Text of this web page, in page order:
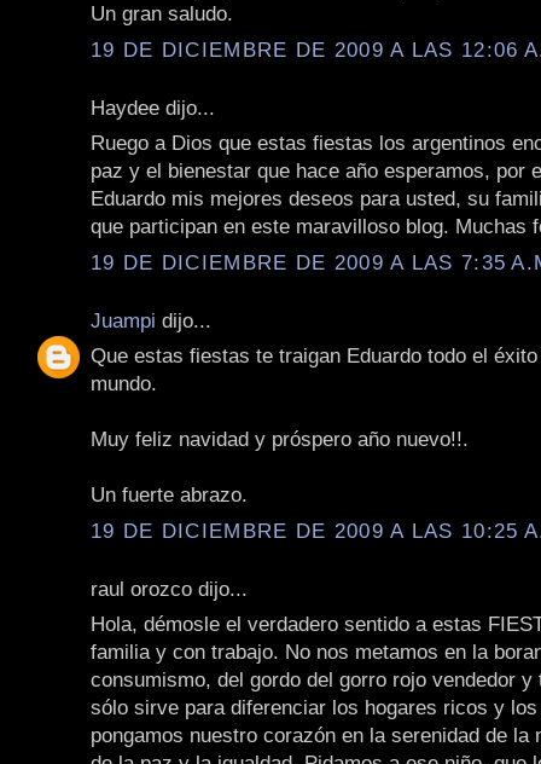
Un gran saludo.
19 DE DICIEMBRE DE 2009 A LAS 12:06
Haydee dijo...
Ruego a Dios que estas fiestas los argentinos
paz y el bienestar que hace año esperamos, por
Eduardo mis mejores deseos para usted, su
que participan en este maravilloso blog. Muchas
19 DE DICIEMBRE DE 2009 A LAS 7:35
Juampi dijo...
Que estas fiestas te traigan Eduardo todo el
mundo.
Muy feliz navidad y próspero año nuevo!!.
Un fuerte abrazo.
19 DE DICIEMBRE DE 2009 A LAS 10:25
raul orozco dijo...
Hola, démosle el verdadero sentido a estas
familia y con trabajo. No nos metamos en la
consumismo, del gordo del gorro rojo vendedor y
sólo sirve para diferenciar los hogares ricos y
pongamos nuestro corazón en la serenidad de la